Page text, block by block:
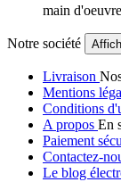
main
Notre société
Livraison
Mentions
Conditions
A propos En
Paiement
Contactez-
Le blog